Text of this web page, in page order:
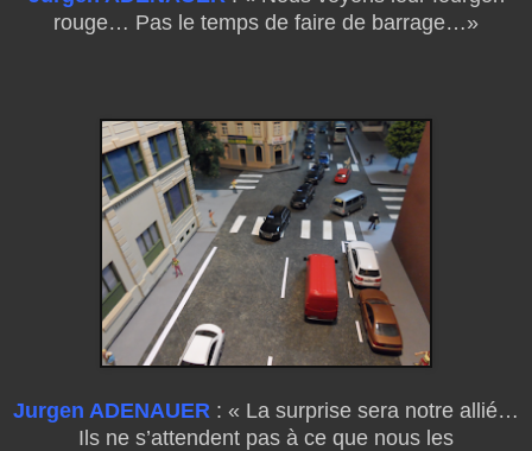
rouge… Pas le temps de faire de barrage…»
Jurgen ADENAUER : « La surprise sera notre allié…
Ils ne s’attendent pas à ce que nous les